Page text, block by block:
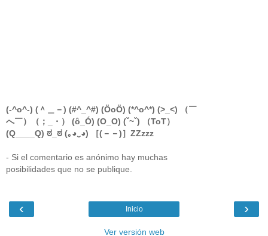
(-^o^-) (＾＿－) (#^_^#) (ÖoÖ) (*^o^*) (>_<) （￣
へ￣）（；_・） (ô_Ó) (O_O) (ˇ~ˇ) （ToT）
(Q____Q) ಠ_ಠ (｡◕‿◕) ［(－－)］ZZzzz
- Si el comentario es anónimo hay muchas
posibilidades que no se publique.
‹ ›
Inicio
Ver versión web